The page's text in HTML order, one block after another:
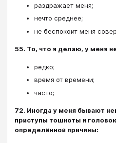
раздражает меня;
нечто среднее;
не беспокоит меня
55. То, что я делаю, у меня
редко;
время от времени;
часто;
72. Иногда у меня бывают
приступы тошноты и
определённой причины: